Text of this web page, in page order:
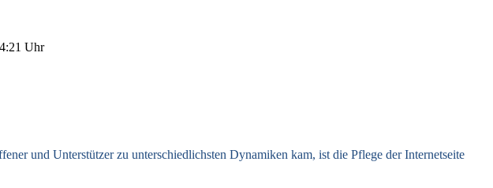
Uhr
und Unterstützer zu unterschiedlichsten Dynamiken kam, ist die Pflege der Internetseite